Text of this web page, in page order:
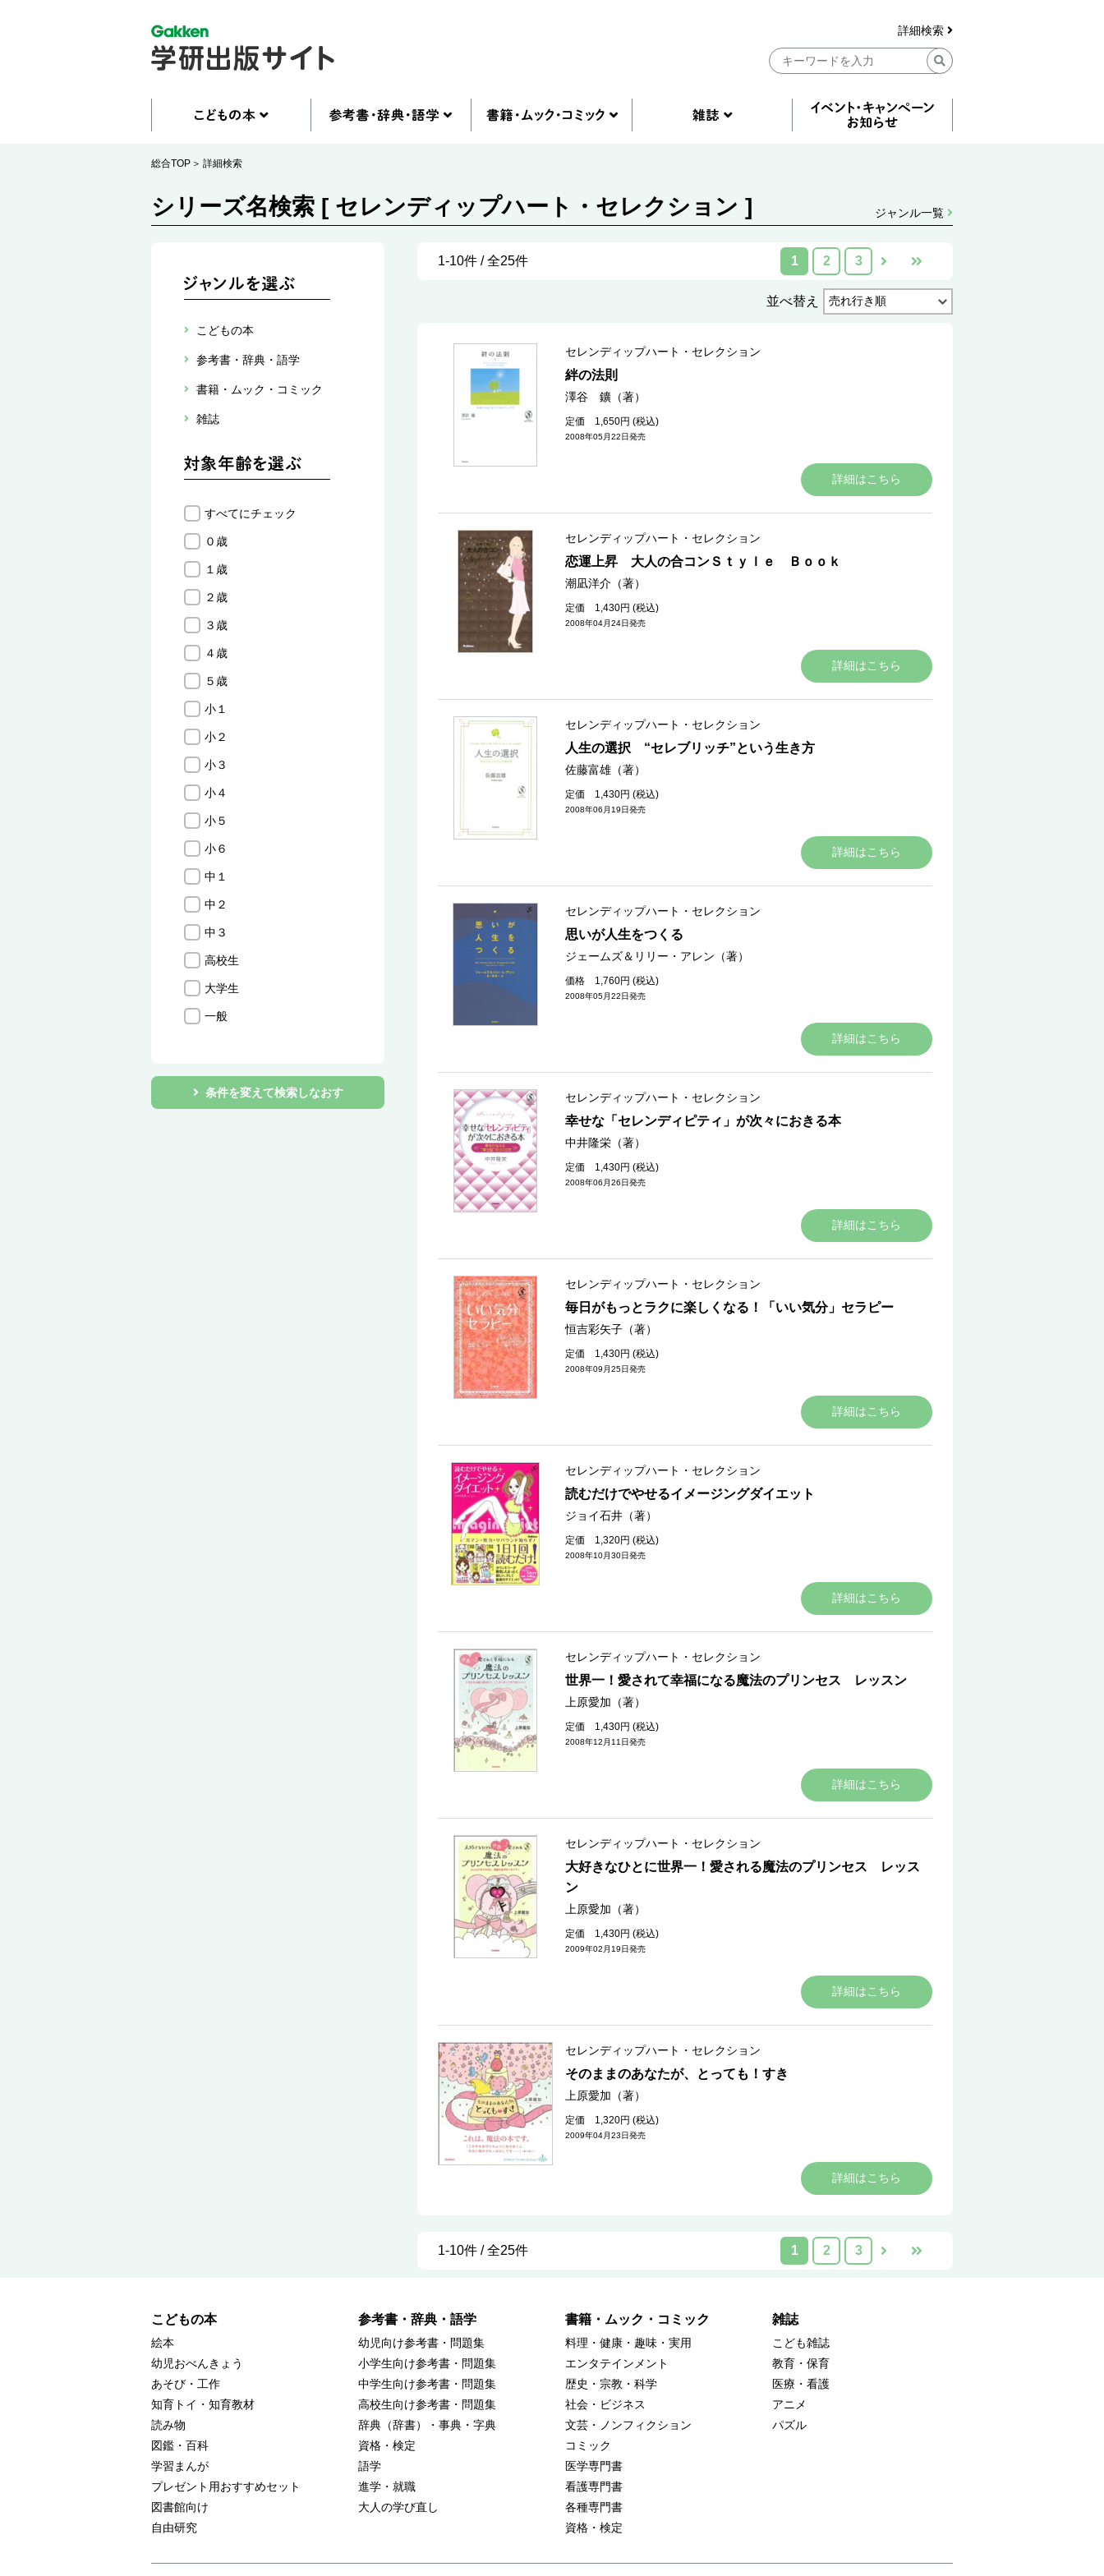
詳細検索
総合TOP 詳細検索
シリーズ名検索 [ セレンディップハート・セレクション ] ジャンル一覧
こどもの本
参考書・辞典・語学
書籍・ムック・コミック
雑誌
すべてにチェック
０歳
１歳
２歳
３歳
４歳
５歳
小１
小２
小３
小４
小５
小６
中１
中２
中３
高校生
大学生
一般
条件を変えて検索しなおす
1-10件 / 全25件 1 2 3
並べ替え
セレンディップハート・セレクション
絆の法則
澤谷 鑛（著）
定価 1,650円 (税込)
2008年05月22日発売
詳細はこちら
セレンディップハート・セレクション
恋運上昇 大人の合コンＳｔｙｌｅ Ｂｏｏｋ
潮凪洋介（著）
定価 1,430円 (税込)
2008年04月24日発売
詳細はこちら
セレンディップハート・セレクション
人生の選択 “セレブリッチ”という生き方
佐藤富雄（著）
定価 1,430円 (税込)
2008年06月19日発売
詳細はこちら
セレンディップハート・セレクション
思いが人生をつくる
ジェームズ＆リリー・アレン（著）
価格 1,760円 (税込)
2008年05月22日発売
詳細はこちら
セレンディップハート・セレクション
幸せな「セレンディピティ」が次々におきる本
中井隆栄（著）
定価 1,430円 (税込)
2008年06月26日発売
詳細はこちら
セレンディップハート・セレクション
毎日がもっとラクに楽しくなる！「いい気分」セラピー
恒吉彩矢子（著）
定価 1,430円 (税込)
2008年09月25日発売
詳細はこちら
セレンディップハート・セレクション
読むだけでやせるイメージングダイエット
ジョイ石井（著）
定価 1,320円 (税込)
2008年10月30日発売
詳細はこちら
セレンディップハート・セレクション
世界一！愛されて幸福になる魔法のプリンセス レッスン
上原愛加（著）
定価 1,430円 (税込)
2008年12月11日発売
詳細はこちら
セレンディップハート・セレクション
大好きなひとに世界一！愛される魔法のプリンセス レッス
ン
上原愛加（著）
定価 1,430円 (税込)
2009年02月19日発売
詳細はこちら
セレンディップハート・セレクション
そのままのあなたが、とっても！すき
上原愛加（著）
定価 1,320円 (税込)
2009年04月23日発売
詳細はこちら
1-10件 / 全25件 1 2 3
こどもの本
絵本
幼児おべんきょう
あそび・工作
知育トイ・知育教材
読み物
図鑑・百科
学習まんが
プレゼント用おすすめセット
図書館向け
自由研究
参考書・辞典・語学
幼児向け参考書・問題集
小学生向け参考書・問題集
中学生向け参考書・問題集
高校生向け参考書・問題集
辞典（辞書）・事典・字典
資格・検定
語学
進学・就職
大人の学び直し
書籍・ムック・コミック
料理・健康・趣味・実用
エンタテインメント
歴史・宗教・科学
社会・ビジネス
文芸・ノンフィクション
コミック
医学専門書
看護専門書
各種専門書
資格・検定
雑誌
こども雑誌
教育・保育
医療・看護
アニメ
パズル